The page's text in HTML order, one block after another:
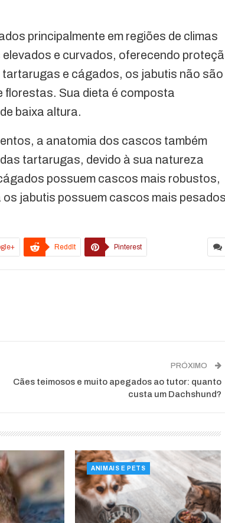
principalmente em regiões de climas
e curvados, oferecendo
e cágados, os jabutis não são
florestas. Sua dieta é composta
baixa altura.
a anatomia dos cascos também
tartarugas, devido à sua natureza
possuem cascos mais robustos,
jabutis possuem cascos mais
ReddIt Pinterest
PRÓXIMO
Cães teimosos e muito apegados ao tutor: quanto
custa um Dachshund?
ANIMAIS E PETS